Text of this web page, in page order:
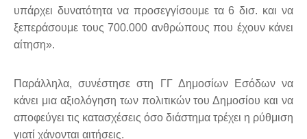
υπάρχει δυνατότητα να προσεγγίσουμε τα 6 δισ. και να
ξεπεράσουμε τους 700.000 ανθρώπους που έχουν κάνει
αίτηση».
Παράλληλα, συνέστησε στη ΓΓ Δημοσίων Εσόδων να
κάνει μια αξιολόγηση των πολιτικών του Δημοσίου και να
αποφεύγει τις κατασχέσεις όσο διάστημα τρέχει η ρύθμιση
γιατί χάνονται αιτήσεις.